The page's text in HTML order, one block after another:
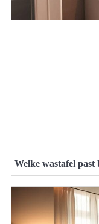
Welke wastafel